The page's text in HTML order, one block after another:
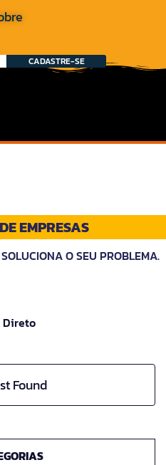
CADASTRE-SE
EMPRESAS
O SEU PROBLEMA.
Direto
Found